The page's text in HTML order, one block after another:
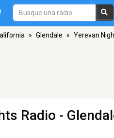
» Glendale » Yerevan
Radio -